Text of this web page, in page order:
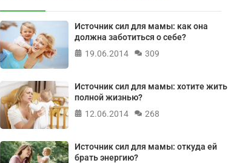
Источник сил для мамы: как она
должна заботиться о себе?
19.06.2014
309
Источник сил для мамы: хотите жить
полной жизнью?
12.06.2014
268
Источник сил для мамы: откуда ей
брать энергию?